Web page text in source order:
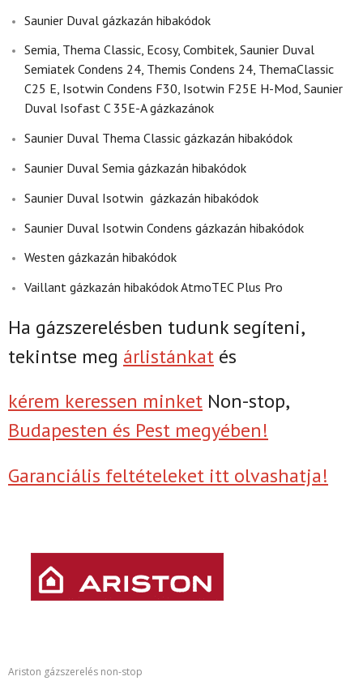
Saunier Duval gázkazán hibakódok
Semia, Thema Classic, Ecosy, Combitek, Saunier Duval
Semiatek Condens 24, Themis Condens 24, ThemaClassic
C25 E, Isotwin Condens F30, Isotwin F25E H-Mod, Saunier
Duval Isofast C 35E-A gázkazánok
Saunier Duval Thema Classic gázkazán hibakódok
Saunier Duval Semia gázkazán hibakódok
Saunier Duval Isotwin gázkazán hibakódok
Saunier Duval Isotwin Condens gázkazán hibakódok
Westen gázkazán hibakódok
Vaillant gázkazán hibakódok AtmoTEC Plus Pro
Ha gázszerelésben tudunk segíteni,
tekintse meg árlistánkat és
kérem keressen minket Non-stop,
Budapesten és Pest megyében!
Garanciális feltételeket itt olvashatja!
Ariston gázszerelés non-stop